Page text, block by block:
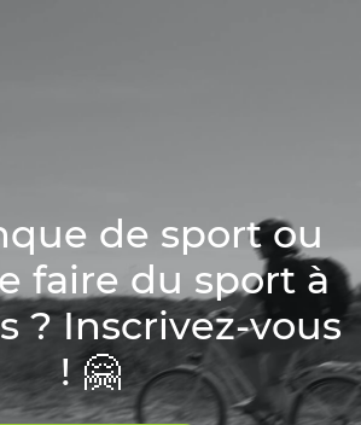
de sport ou
faire du sport à
? Inscrivez-vous
! 🤗